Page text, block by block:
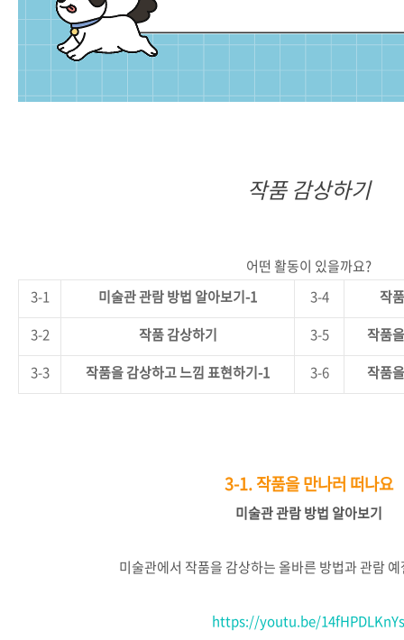
작품 감상하기
어떤 활동이 있을까요?
3-1
미술관관람방법 알아보기-1 3-4
작
3-2
작품감상하기 3-5
작품을
3-3
작품을감상하고느낌표현하기-1 3-6 작품을
3-1.작품을 만나러 떠나요
미술관관람 방법 알아보기
미술관에서 작품을 감상하는올바른 방법과관람
https://youtu.be/